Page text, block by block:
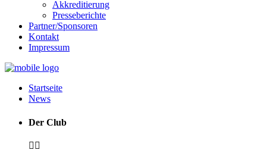
Akkreditierung
Presseberichte
Partner/Sponsoren
Kontakt
Impressum
Startseite
News
Der Club